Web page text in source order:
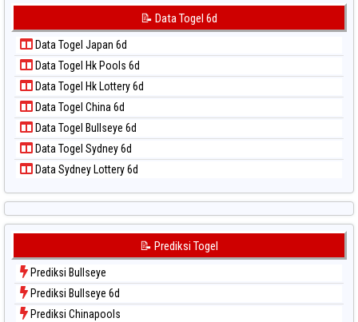
📝 Pola Dasar Taiwan
Data Togel Kuda Lari
Data Togel Magnum Cambodia
Data Togel Nagoya
Data Togel North Carolina Day
Data Togel Pcso
Data Togel Sao Paulo
Data Togel Singapore
Data Togel Sydney
Data Togel Sydney Lottery
Data Togel Sydney Lottery 6d
Data Togel Sydney Lotto
Data Togel Sydney Pools 6d
Data Togel Taipei
Data Togel Taiwan
📝 Data Togel 6d
Data Togel Japan 6d
Data Togel Hk Pools 6d
Data Togel Hk Lottery 6d
Data Togel China 6d
Data Togel Bullseye 6d
Data Togel Sydney 6d
Data Sydney Lottery 6d
📝 Prediksi Togel
Prediksi Bullseye
Prediksi Bullseye 6d
Prediksi Chinapools